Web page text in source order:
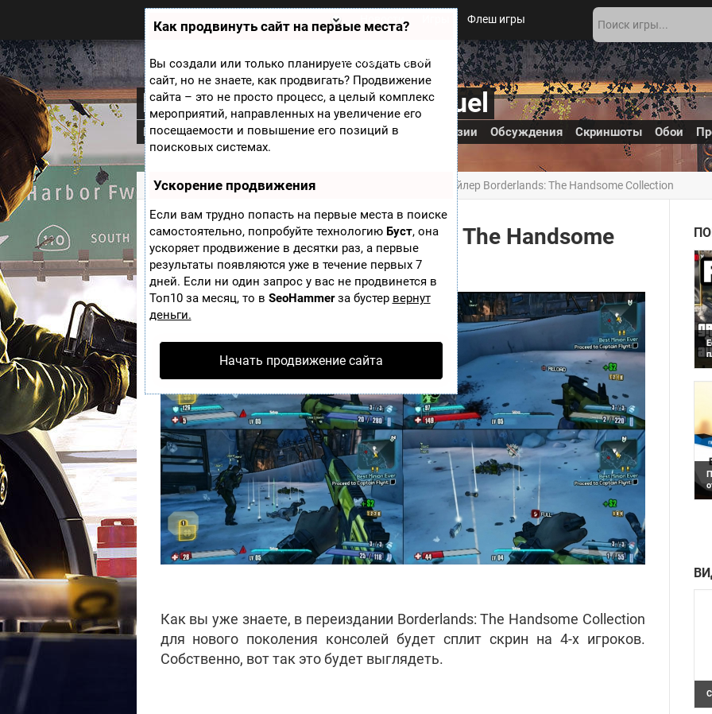
Как продвинуть сайт на первые места?
Вы создали или только планируете создать свой
сайт, но не знаете, как продвигать? Продвижение
сайта – это не просто процесс, а целый комплекс
мероприятий, направленных на увеличение его
посещаемости и повышение его позиций в
поисковых системах.
Ускорение продвижения
Если вам трудно попасть на первые места в поиске
самостоятельно, попробуйте технологию Буст, она
ускоряет продвижение в десятки раз, а первые
результаты появляются уже в течение первых 7
дней. Если ни один запрос у вас не продвинется в
Топ10 за месяц, то в SeoHammerза бустер вернут
деньги.
Начать продвижение сайта
Zobra.ru - Игровое сообщество -
все о играх
П
ф
ор
м
ы
Новости Флеш игры
Мини игры О сайте
Borderlands: The Pre-Sequel
Новости Видео Дополнения В разработке Рецензии Обсуждения Скриншоты Обои
Zobra.ru»Игры»Borderlands: The Pre-Sequel » Новый трейлер Borderlands: The Handsome Collection
Новый трейлер Borderlands: The Handsome
Collection
Как вы уже знаете, в переиздании Borderlands: The Handsome Collection
для нового поколения консолей будет сплит скрин на 4-х игроков.
Собственно, вот так это будет выглядеть.